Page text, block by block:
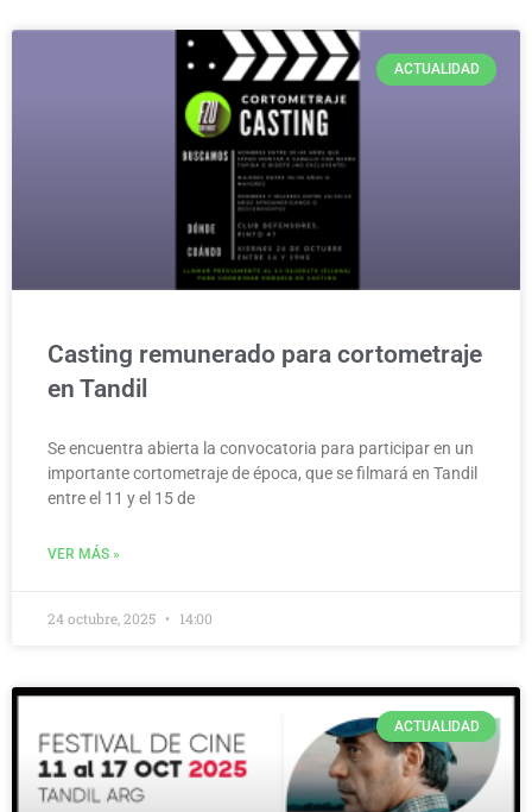
ACTUALIDAD
Casting remunerado para cortometraje
en Tandil
Se encuentra abierta la convocatoria para participar en un
importante cortometraje de época, que se filmará en Tandil
entre el 11 y el 15 de
VER MÁS »
24 octubre, 2025 14:00
ACTUALIDAD